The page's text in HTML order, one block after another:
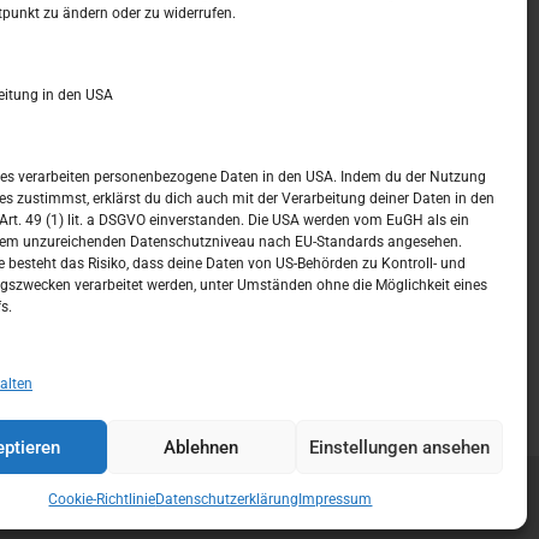
zu ändern oder zu widerrufen.
in den USA
verarbeiten personenbezogene Daten in den USA. Indem du der Nutzung
zustimmst, erklärst du dich auch mit der Verarbeitung deiner Daten in den
49 (1) lit. a DSGVO einverstanden. Die USA werden vom EuGH als ein
unzureichenden Datenschutzniveau nach EU-Standards angesehen.
besteht das Risiko, dass deine Daten von US-Behörden zu Kontroll- und
verarbeitet werden, unter Umständen ohne die Möglichkeit eines
Ablehnen Einstellungen ansehen
Cookie-RichtlinieDatenschutzerklärung Impressum
–
Kalendar
4 5 6 7 8 9 10
11 12 13 14 15 16
18 19 20 21 22 23 24